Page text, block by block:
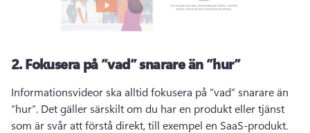
2.Fokusera på ”vad” snarare än ”hur”
Informationsvideor ska alltid fokusera på ”vad” snarare än
”hur”. Det gäller särskilt om du har en produkt eller tjänst
som är svår att förstå direkt, till exempel en SaaS-produkt.